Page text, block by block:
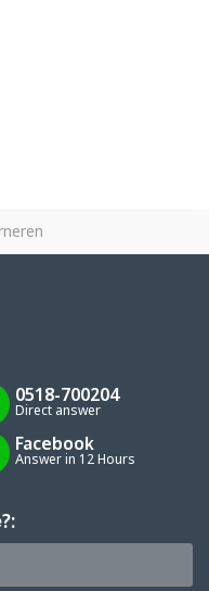
0518-700204
Direct answer
Facebook
Answer in 12 Hours